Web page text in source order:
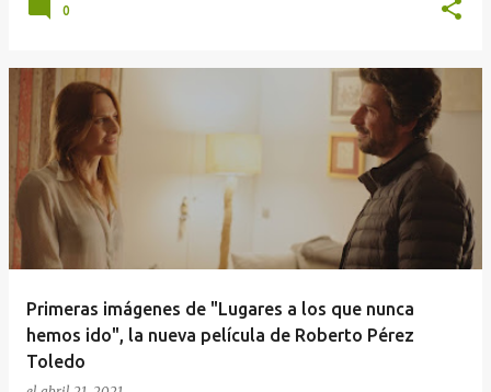
0
Primeras imágenes de "Lugares a los que nunca
hemos ido", la nueva película de Roberto Pérez
Toledo